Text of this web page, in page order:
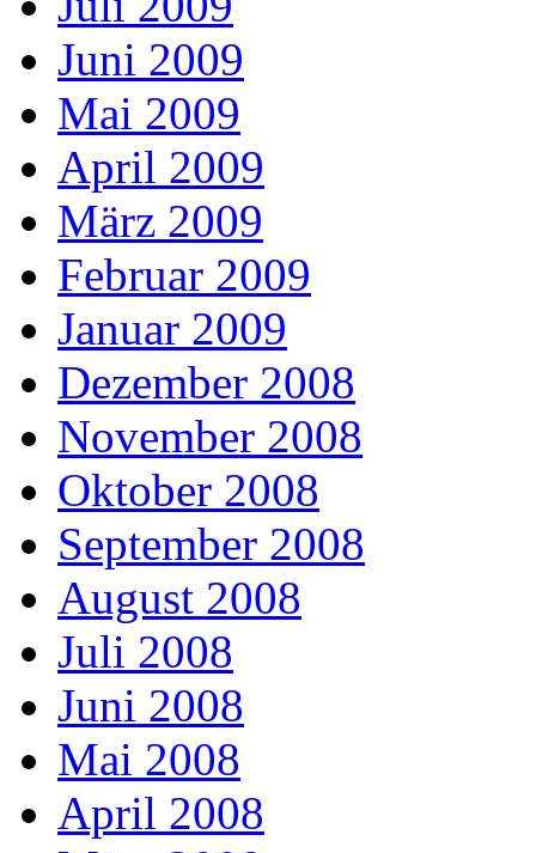
Juni 2009
Mai 2009
April 2009
März 2009
Februar 2009
Januar 2009
Dezember 2008
November 2008
Oktober 2008
September 2008
August 2008
Juli 2008
Juni 2008
Mai 2008
April 2008